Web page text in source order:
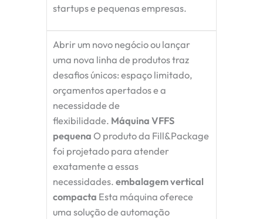
startups e pequenas empresas.
Abrir um novo negócio ou lançar
uma nova linha de produtos traz
desafios únicos: espaço limitado,
orçamentos apertados e a
necessidade de
flexibilidade. Máquina VFFS
pequena O produto da Fill&Package
foi projetado para atender
exatamente a essas
necessidades. embalagem vertical
compacta Esta máquina oferece
uma solução de automação